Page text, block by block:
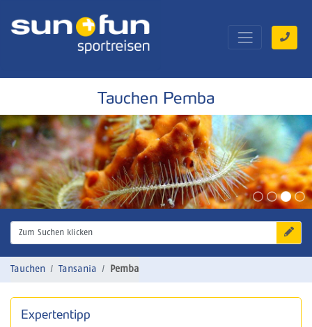
Tauchen Pemba
Zum Suchen klicken
Tauchen Tansania Pemba
Expertentipp